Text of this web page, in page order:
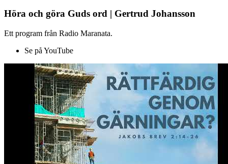
Höra och göra Guds ord | Gertrud Johansson
Ett program från Radio Maranata.
Se på YouTube